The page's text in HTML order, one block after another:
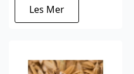
Les Mer